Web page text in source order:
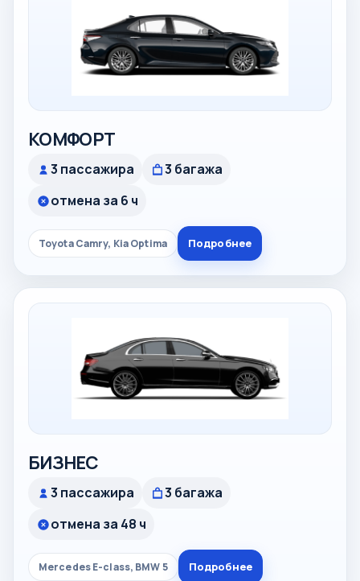
КОМФОРТ
3 пассажира
3 багажа
отмена за 6 ч
Toyota Camry, Kia Optima Подробнее
БИЗНЕС
3 пассажира
3 багажа
отмена за 48 ч
Mercedes E-class, BMW 5 Подробнее